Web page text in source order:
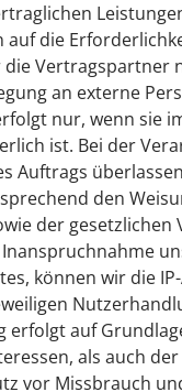
auf die
Vertragspartner
an externe
nur, wenn sie
ist. Bei der
Auftrags
den
der gesetzlichen
können wir die
erfolgt auf
als auch
vor Missbrauch